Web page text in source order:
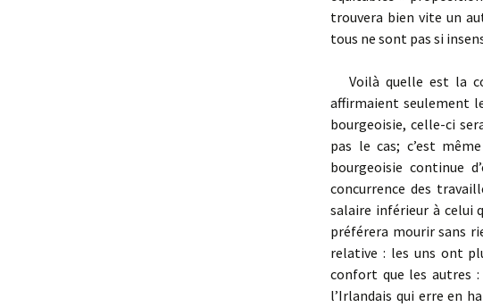
trouvera bien vite un
tous ne sont pas si
Voilà quelle est la
affirmaient seulement
bourgeoisie, celle-ci
pas le cas; c’est
bourgeoisie continue
concurrence des
salaire inférieur à celui
préférera mourir sans
relative : les uns ont
confort que les autres :
l’Irlandais qui erre en